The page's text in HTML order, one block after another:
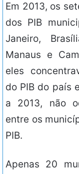
Em 2013, os
dos PIB
Janeiro,
Manaus e
eles
do PIB do país
a 2013, não
entre os
PIB.
Apenas 20